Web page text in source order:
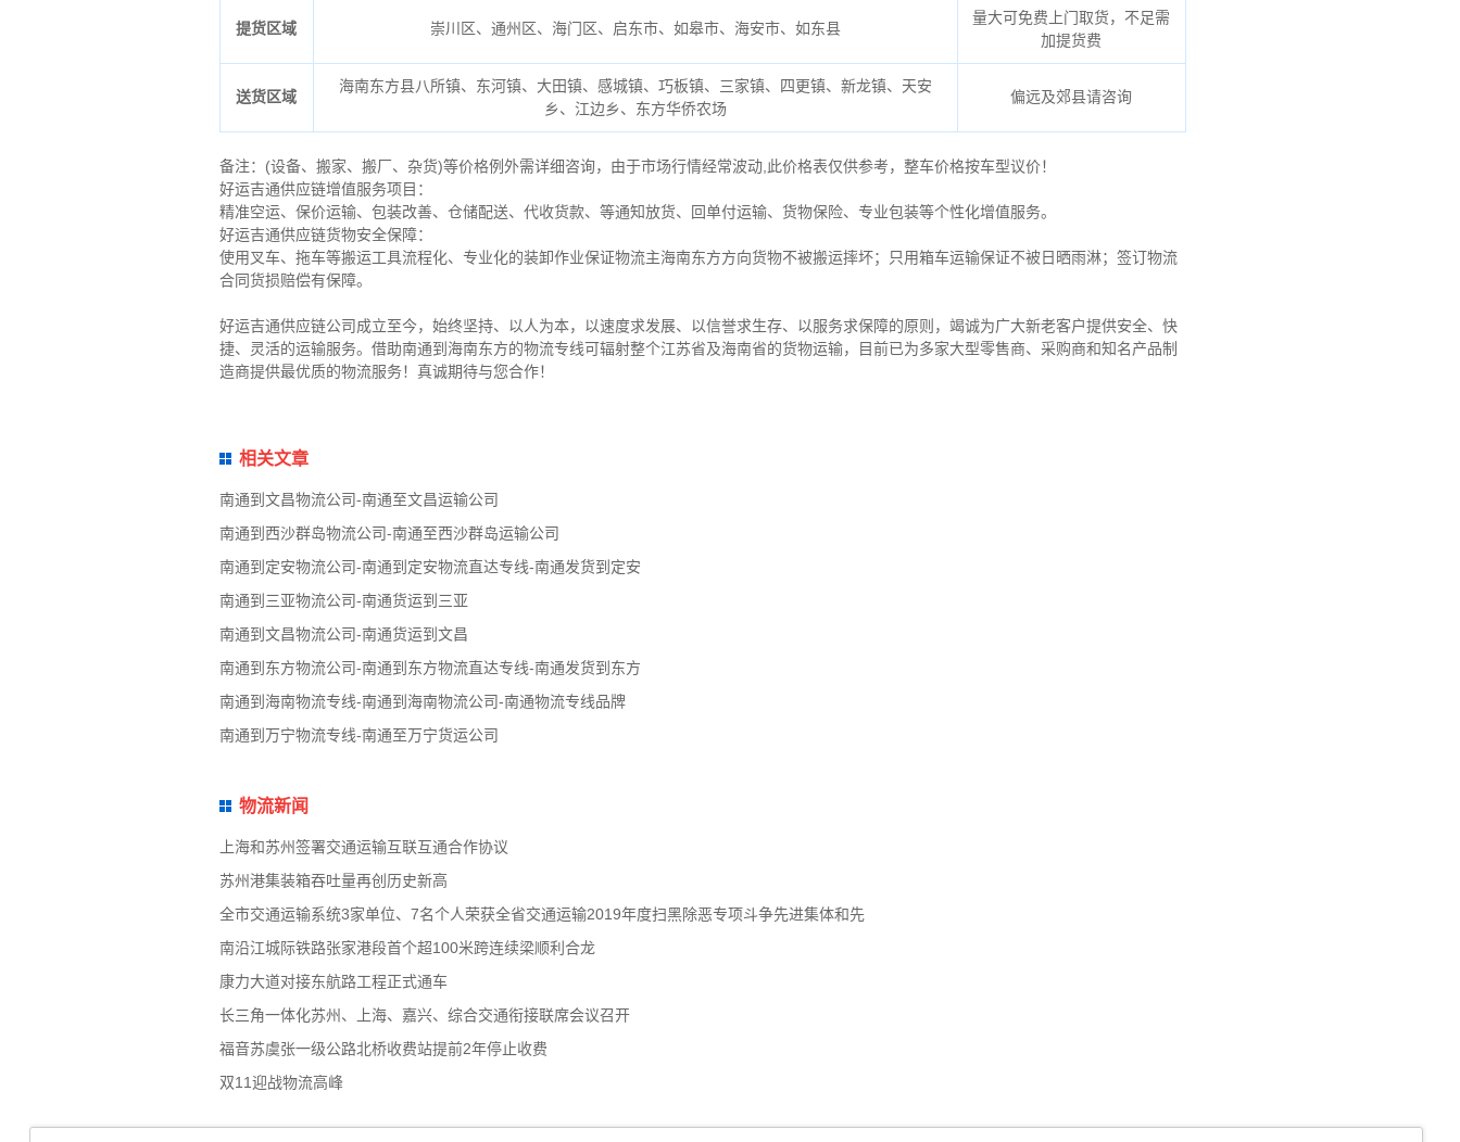
提货区域 崇川区、通州区、海门区、启东市、如皋市、海安市、如东县
量大可免费上门取货，不足需
加提货费
送货区域
海南东方县八所镇、东河镇、大田镇、感城镇、巧板镇、三家镇、四更镇、新龙镇、天安
乡、江边乡、东方华侨农场
偏远及郊县请咨询
备注： (设备、搬家、搬厂、杂货)等价格例外需详细咨询，由于市场行情经常波动,此价格表仅供参考，整车价格按车型议价！
好运吉通供应链增值服务项目：
精准空运、保价运输、包装改善、仓储配送、代收货款、等通知放货、回单付运输、货物保险、专业包装等个性化增值服务。
好运吉通供应链货物安全保障：
使用叉车、拖车等搬运工具流程化、专业化的装卸作业保证物流主海南东方方向货物不被搬运摔坏；只用箱车运输保证不被日晒雨淋；签订物流
合同货损赔偿有保障。
好运吉通供应链公司成立至今，始终坚持、以人为本，以速度求发展、以信誉求生存、以服务求保障的原则，竭诚为广大新老客户提供安全、快
捷、灵活的运输服务。借助南通到海南东方的物流专线可辐射整个江苏省及海南省的货物运输，目前已为多家大型零售商、采购商和知名产品制
造商提供最优质的物流服务！真诚期待与您合作！
相关文章
南通到文昌物流公司-南通至文昌运输公司
南通到西沙群岛物流公司-南通至西沙群岛运输公司
南通到定安物流公司-南通到定安物流直达专线-南通发货到定安
南通到三亚物流公司-南通货运到三亚
南通到文昌物流公司-南通货运到文昌
南通到东方物流公司-南通到东方物流直达专线-南通发货到东方
南通到海南物流专线-南通到海南物流公司-南通物流专线品牌
南通到万宁物流专线-南通至万宁货运公司
物流新闻
上海和苏州签署交通运输互联互通合作协议
苏州港集装箱吞吐量再创历史新高
全市交通运输系统3家单位、7名个人荣获全省交通运输2019年度扫黑除恶专项斗争先进集体和先
南沿江城际铁路张家港段首个超100米跨连续梁顺利合龙
康力大道对接东航路工程正式通车
长三角一体化苏州、上海、嘉兴、综合交通衔接联席会议召开
福音苏虞张一级公路北桥收费站提前2年停止收费
双11迎战物流高峰